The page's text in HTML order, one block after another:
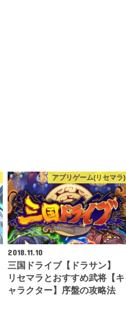
アプリゲーム(リセマラ)
2018.11.10
三国ドライブ【ドラサン】
リセマラとおすすめ武将【キ
ャラクター】序盤の攻略法